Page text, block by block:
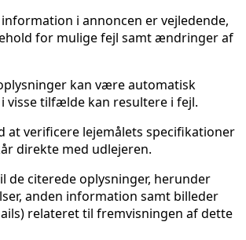
i annoncen er vejledende,
for mulige fejl samt ændringer af
kan være automatisk
visse tilfælde kan resultere i fejl.
at verificere lejemålets specifikationer
direkte med udlejeren.
de citerede oplysninger, herunder
anden information samt billeder
relateret til fremvisningen af dette